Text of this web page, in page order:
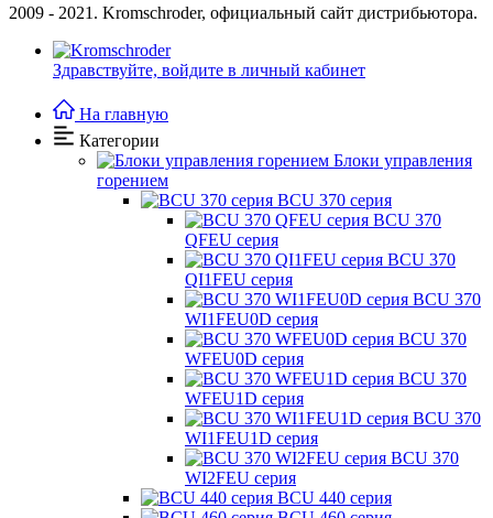
2009 - 2021. Kromschroder, официальный сайт дистрибьютора.
Здравствуйте, войдите в личный кабинет
На главную
Категории
Блоки управления
горением
BCU 370 серия
BCU 370
QFEU серия
BCU 370
QI1FEU серия
BCU 370
WI1FEU0D серия
BCU 370
WFEU0D серия
BCU 370
WFEU1D серия
BCU 370
WI1FEU1D серия
BCU 370
WI2FEU серия
BCU 440 серия